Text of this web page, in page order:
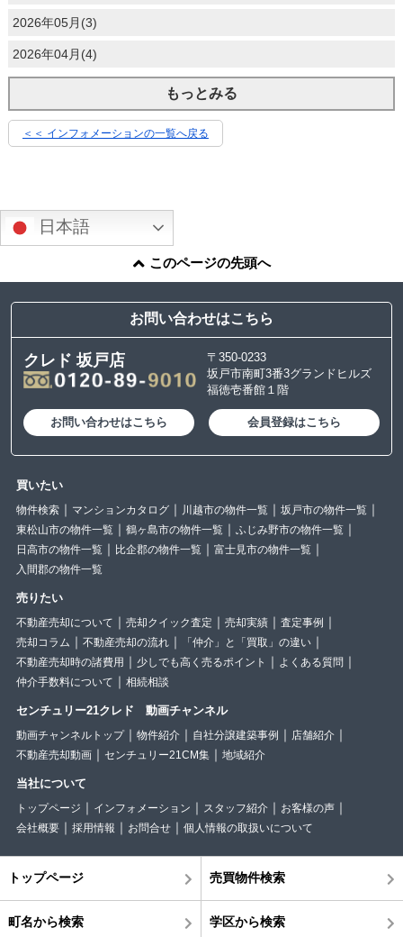
2026年05月(3)
2026年04月(4)
もっとみる
＜＜ インフォメーションの一覧へ戻る
日本語
このページの先頭へ
お問い合わせはこちら
クレド 坂戸店
〒350-0233
坂戸市南町3番3グランドヒルズ
福徳壱番館１階
お問い合わせはこちら 会員登録はこちら
買いたい
物件検索 マンションカタログ 川越市の物件一覧
坂戸市の物件一覧
東松山市の物件一覧
鶴ヶ島市の物件一覧
ふじみ野市の物件一覧
日高市の物件一覧
比企郡の物件一覧
富士見市の物件一覧
入間郡の物件一覧
売りたい
不動産売却について 売却クイック査定 売却実績
査定事例
売却コラム
不動産売却の流れ
「仲介」と「買取」の違い
不動産売却時の諸費用
少しでも高く売るポイント
よくある質問
仲介手数料について
相続相談
センチュリー21クレド 動画チャンネル
動画チャンネルトップ 物件紹介 自社分譲建築事例
店舗紹介
不動産売却動画
センチュリー21CM集 地域紹介
当社について
トップページ インフォメーション スタッフ紹介
お客様の声
会社概要
採用情報 お問合せ 個人情報の取扱いについて
トップページ 売買物件検索
町名から検索 学区から検索